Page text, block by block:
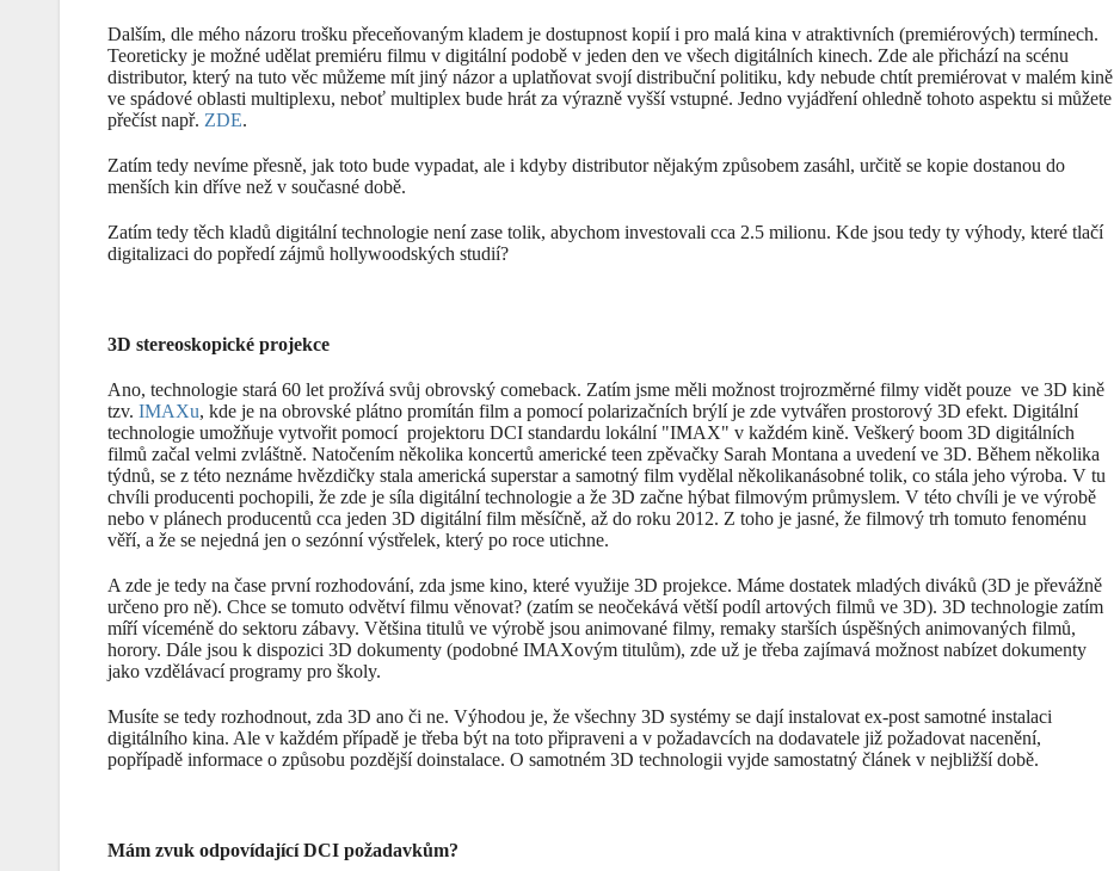
Dalším, dle mého názoru trošku přeceňovaným kladem je dostupnost kopií i pro malá kina v atraktivních (premiérových) termínech.
Teoreticky je možné udělat premiéru filmu v digitální podobě v jeden den ve všech digitálních kinech. Zde ale přichází na scénu
distributor, který na tuto věc můžeme mít jiný názor a uplatňovat svojí distribuční politiku, kdy nebude chtít premiérovat v malém kině
ve spádové oblasti multiplexu, neboť multiplex bude hrát za výrazně vyšší vstupné. Jedno vyjádření ohledně tohoto aspektu si můžete
přečíst např. ZDE.
Zatím tedy nevíme přesně, jak toto bude vypadat, ale i kdyby distributor nějakým způsobem zasáhl, určitě se kopie dostanou do
menších kin dříve než v současné době.
Zatím tedy těch kladů digitální technologie není zase tolik, abychom investovali cca 2.5 milionu. Kde jsou tedy ty výhody, které tlačí
digitalizaci do popředí zájmů hollywoodských studií?
3D stereoskopické projekce
Ano, technologie stará 60 let prožívá svůj obrovský comeback. Zatím jsme měli možnost trojrozměrné filmy vidět pouze ve 3D kině
tzv. IMAXu, kde je na obrovské plátno promítán film a pomocí polarizačních brýlí je zde vytvářen prostorový 3D efekt. Digitální
technologie umožňuje vytvořit pomocí projektoru DCI standardu lokální "IMAX" v každém kině. Veškerý boom 3D digitálních
filmů začal velmi zvláštně. Natočením několika koncertů americké teen zpěvačky Sarah Montana a uvedení ve 3D. Během několika
týdnů, se z této neznáme hvězdičky stala americká superstar a samotný film vydělal několikanásobné tolik, co stála jeho výroba. V tu
chvíli producenti pochopili, že zde je síla digitální technologie a že 3D začne hýbat filmovým průmyslem. V této chvíli je ve výrobě
nebo v plánech producentů cca jeden 3D digitální film měsíčně, až do roku 2012. Z toho je jasné, že filmový trh tomuto fenoménu
věří, a že se nejedná jen o sezónní výstřelek, který po roce utichne.
A zde je tedy na čase první rozhodování, zda jsme kino, které využije 3D projekce. Máme dostatek mladých diváků (3D je převážně
určeno pro ně). Chce se tomuto odvětví filmu věnovat? (zatím se neočekává větší podíl artových filmů ve 3D). 3D technologie zatím
míří víceméně do sektoru zábavy. Většina titulů ve výrobě jsou animované filmy, remaky starších úspěšných animovaných filmů,
horory. Dále jsou k dispozici 3D dokumenty (podobné IMAXovým titulům), zde už je třeba zajímavá možnost nabízet dokumenty
jako vzdělávací programy pro školy.
Musíte se tedy rozhodnout, zda 3D ano či ne. Výhodou je, že všechny 3D systémy se dají instalovat ex-post samotné instalaci
digitálního kina. Ale v každém případě je třeba být na toto připraveni a v požadavcích na dodavatele již požadovat nacenění,
popřípadě informace o způsobu pozdější doinstalace. O samotném 3D technologii vyjde samostatný článek v nejbližší době.
Mám zvuk odpovídající DCI požadavkům?